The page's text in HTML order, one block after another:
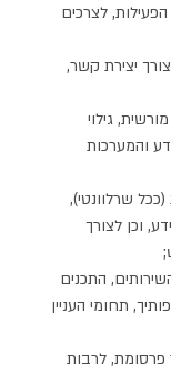
לצרכים
יצירת קשר,
גילוי
והמערכות
שרלוונטי),
וכן לצורך
התכנים
תחומי העניין
לרבות